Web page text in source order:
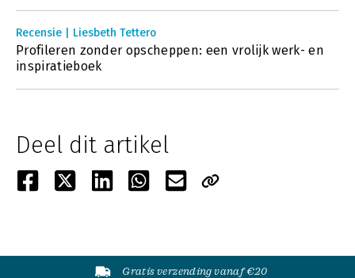
Recensie | Liesbeth Tettero
Profileren zonder opscheppen: een vrolijk werk- en
inspiratieboek
Deel dit artikel
Gratis verzending vanaf €20